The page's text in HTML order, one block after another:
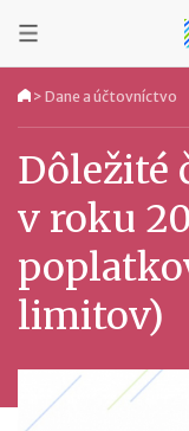
> Dane a účtovníctvo
Dôležité
v roku
limitov)